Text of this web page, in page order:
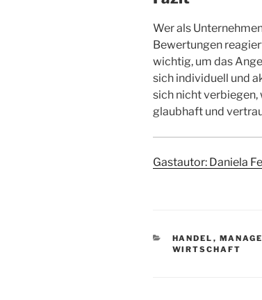
Wer als
Bewertungen
wichtig, um das
sich individuell und
sich nicht verbiegen,
glaubhaft und
Gastautor: Daniela
KATEGORIEN
HANDEL ,
WIRTSCHAFT